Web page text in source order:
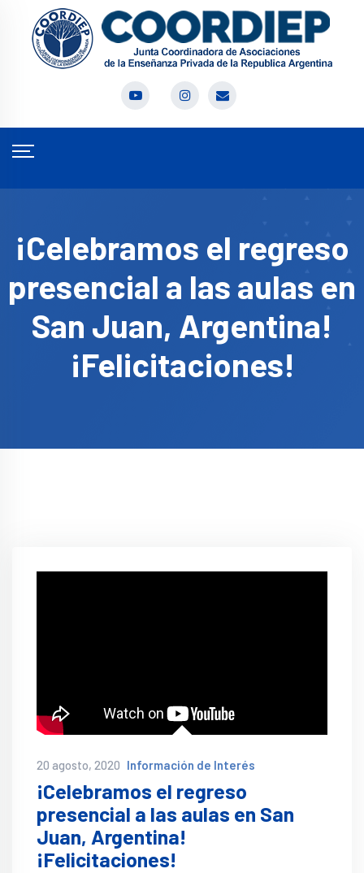
¡Celebramos el regreso
presencial a las aulas en
San Juan, Argentina!
¡Felicitaciones!
20 agosto, 2020 Información de Interés
¡Celebramos el regreso
presencial a las aulas en San
Juan, Argentina!
¡Felicitaciones!